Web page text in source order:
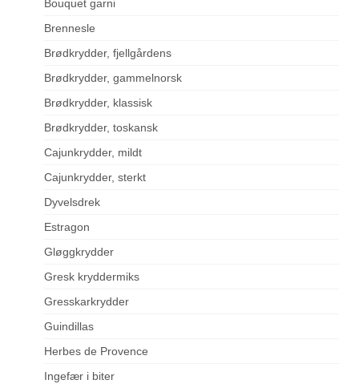
Bouquet garni
Brennesle
Brødkrydder, fjellgårdens
Brødkrydder, gammelnorsk
Brødkrydder, klassisk
Brødkrydder, toskansk
Cajunkrydder, mildt
Cajunkrydder, sterkt
Dyvelsdrek
Estragon
Gløggkrydder
Gresk kryddermiks
Gresskarkrydder
Guindillas
Herbes de Provence
Ingefær i biter